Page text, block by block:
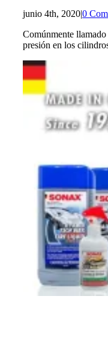
junio 4th, 2020|0
Comúnmente
presión en los